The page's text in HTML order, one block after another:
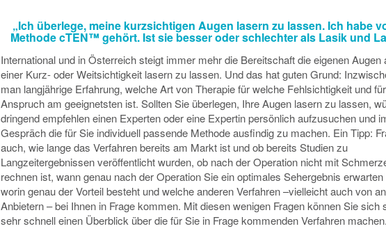
„Ich überlege, meine kurzsichtigen Augen lasern zu lassen. Ich habe
Methode cTEN™ gehört. Ist sie besser oder schlechter als Lasik und
International und in Österreich steigt immer mehr die Bereitschaft die eigenen Augen
einer Kurz- oder Weitsichtigkeit lasern zu lassen. Und das hat guten Grund:
man langjährige Erfahrung, welche Art von Therapie für welche Fehlsichtigkeit und
Anspruch am geeignetsten ist. Sollten Sie überlegen, Ihre Augen lasern zu lassen,
dringend empfehlen einen Experten oder eine Expertin persönlich aufzusuchen und
Gespräch die für Sie individuell passende Methode ausfindig zu machen. Ein Tipp:
auch, wie lange das Verfahren bereits am Markt ist und ob bereits Studien zu
Langzeitergebnissen veröffentlicht wurden, ob nach der Operation nicht mit
rechnen ist, wann genau nach der Operation Sie ein optimales Sehergebnis erwarten
worin genau der Vorteil besteht und welche anderen Verfahren –vielleicht auch von
Anbietern – bei Ihnen in Frage kommen. Mit diesen wenigen Fragen können Sie sich
sehr schnell einen Überblick über die für Sie in Frage kommenden Verfahren machen.